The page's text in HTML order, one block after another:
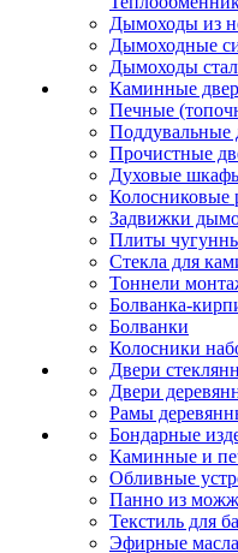
Дымоходы из
Дымоходные
Дымоходы
Каминные
Печные
Поддувальные
Прочистные
Духовые
Колосниковые
Задвижки
Плиты
Стекла для
Тоннели
Болванка-
Болванки
Колосники
Двери
Двери
Рамы
Бондарные
Каминные и
Обливные
Панно из
Текстиль для
Эфирные масла